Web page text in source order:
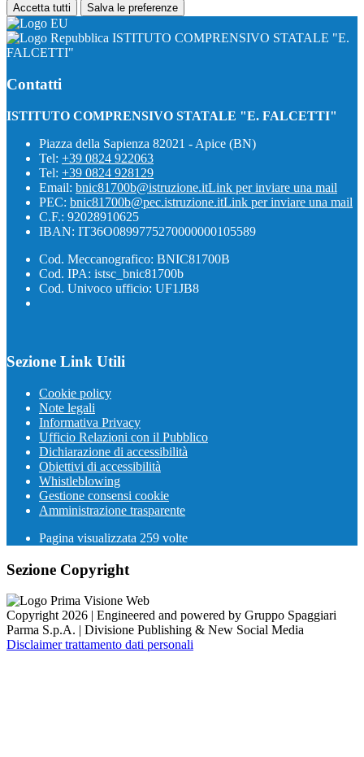
Accetta tutti Salva le preferenze
ISTITUTO COMPRENSIVO STATALE "E.
FALCETTI"
Contatti
ISTITUTO COMPRENSIVO STATALE "E. FALCETTI"
Piazza della Sapienza 82021 - Apice (BN)
Tel: +39 0824 922063
Tel: +39 0824 928129
Email: bnic81700b@istruzione.itLink per inviare una mail
PEC: bnic81700b@pec.istruzione.itLink per inviare una mail
C.F.: 92028910625
IBAN: IT36O0899775270000000105589
Cod. Meccanografico: BNIC81700B
Cod. IPA: istsc_bnic81700b
Cod. Univoco ufficio: UF1JB8
Sezione Link Utili
Cookie policy
Note legali
Informativa Privacy
Ufficio Relazioni con il Pubblico
Dichiarazione di accessibilità
Obiettivi di accessibilità
Whistleblowing
Gestione consensi cookie
Amministrazione trasparente
Pagina visualizzata 259 volte
Sezione Copyright
Copyright 2026 | Engineered and powered by Gruppo Spaggiari
Parma S.p.A. | Divisione Publishing & New Social Media
Disclaimer trattamento dati personali